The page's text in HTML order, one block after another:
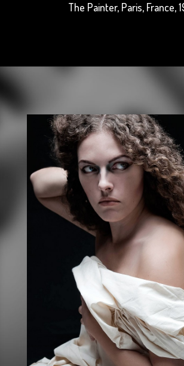
The Painter, Paris, France,